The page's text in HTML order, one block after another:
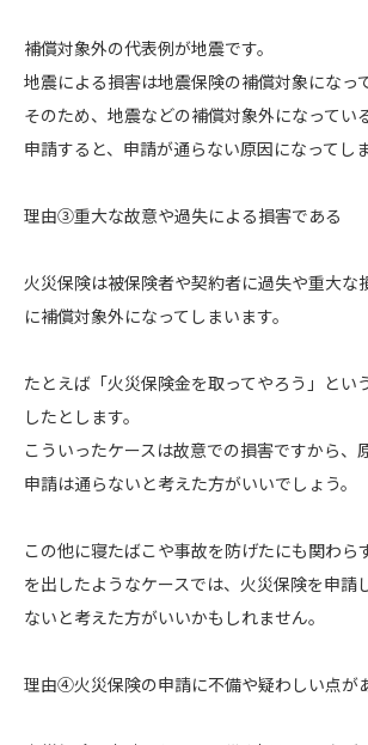
補償対象外の代表例が地震です。
地震による損害は地震保険の補償対象になっ
そのため、地震などの補償対象外になってい
申請すると、申請が通らない原因になってし
理由③重大な故意や過失による損害である
火災保険は被保険者や契約者に過失や重大な
に補償対象外になってしまいます。
たとえば「火災保険金を取ってやろう」とい
したとします。
こういったケースは故意での損害ですから、
申請は通らないと考えた方がいいでしょう。
この他に寝たばこや事故を防げたにも関わら
を出したようなケースでは、火災保険を申請
ないと考えた方がいいかもしれません。
理由④火災保険の申請に不備や疑わしい点が